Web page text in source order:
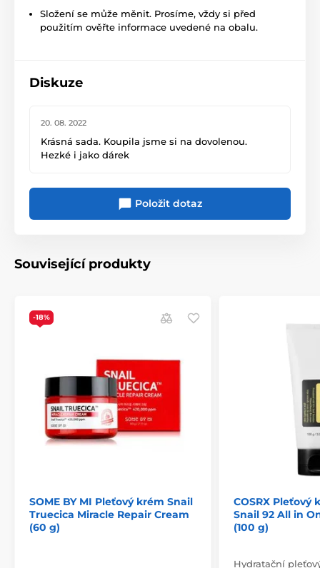
Složení se může měnit. Prosíme, vždy si před
použitím ověřte informace uvedené na obalu.
Diskuze
20. 08. 2022
Krásná sada. Koupila jsme si na dovolenou.
Hezké i jako dárek
Položit dotaz
Související produkty
-18%
SOME BY MI Pleťový krém Snail
Truecica Miracle Repair Cream
(60 g)
COSRX Pleťový
Snail 92 All in
(100 g)
Hydratační